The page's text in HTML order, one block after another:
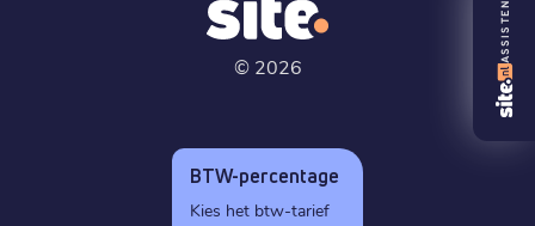
© 2026
BTW-percentage
Kies het btw-tarief
ASSISTENT